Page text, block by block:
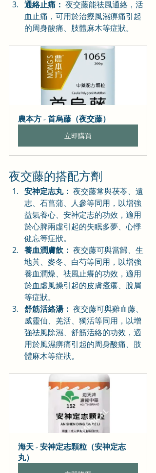
通絡止痛： 夜交藤能祛風通絡，活
血止痛，可用於治療風濕痹痛引起
的周身酸痛、肢體麻木等症狀。
農本方 - 首烏藤（夜交藤）
立即購買
夜交藤的搭配方劑
安神定志丸： 夜交藤常與茯苓、遠
志、石菖蒲、人參等同用，以增強
益氣養心、安神定志的功效，適用
於心脾兩虛引起的失眠多夢、心悸
健忘等症狀。
養血潤膚飲： 夜交藤可與當歸、生
地黃、麥冬、白芍等同用，以增強
養血潤燥、祛風止癢的功效，適用
於血虛風燥引起的皮膚瘙癢、脫屑
等症狀。
舒筋活絡湯： 夜交藤可與雞血藤、
威靈仙、羌活、獨活等同用，以增
強祛風除濕、舒筋活絡的功效，適
用於風濕痹痛引起的周身酸痛、肢
體麻木等症狀。
海天 - 安神定志顆粒（安神定志
丸）